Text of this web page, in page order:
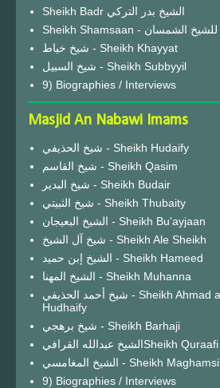
Sheikh Badr الشيخ بدر التركي
Sheikh Shamsaan - للشيخ الشمسان
شيخ خياط - Sheikh Khayyat
شيخ السبيل - Sheikh Subbyyil
9) Biographies / Interviews
Masjid An Nabawi Imams
شيخ الحذيفي - Sheikh Hudaify
شيخ القاسم - Sheikh Qasim
شيخ البدير - Sheikh Budair
شيخ الثبيتي - Sheikh Thubaity
الشيخ البعيجان - Sheikh Bu'ayjaan
شيخ آل الشيخ - Sheikh Ale Sheikh
الشيخ إبن حميد - Sheikh Hameed
الشيخ المهنا - Sheikh Muhanna
شيخ أحمد الحذيفي - Sheikh Ahmad al
Hudhaify
شيخ برهجي - Sheikh Barhaji
الشيخ عبدالله القرافيSheikh Quraafi
الشيخ المغامسي - Sheikh Maghamsi
9) Biographies / Interviews